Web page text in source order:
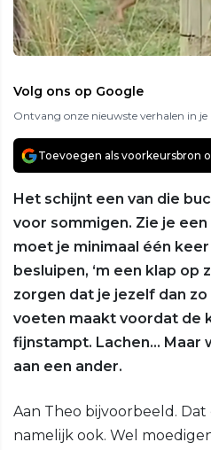
Volg ons op Google
Ontvang onze nieuwste verhalen in je
Toevoegen als voorkeursbron
Het schijnt een van die
voor sommigen. Zie je een
moet je minimaal één
besluipen, ‘m een klap op
zorgen dat je jezelf dan
voeten maakt voordat de
fijnstampt. Lachen… Maar
aan een ander.
Aan Theo bijvoorbeeld.
namelijk ook. Wel